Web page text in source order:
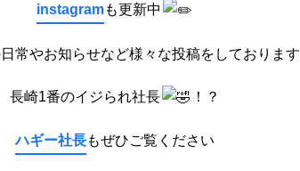
instagramも更新中
常やお知らせなど様々な投稿をしております
長崎1番のイジられ社長 ！？
ハギー社長もぜひご覧ください